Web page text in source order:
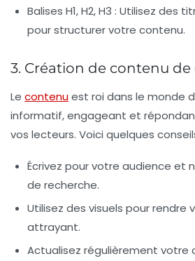
Balises H1, H2, H3 : Utilisez des
pour structurer votre contenu.
3. Création de contenu
Le contenuest roi dans le monde
informatif, engageant et
vos lecteurs. Voici quelques
Écrivez pour votre audience et
de recherche.
Utilisez des visuels pour rendre
attrayant.
Actualisez régulièrement votre